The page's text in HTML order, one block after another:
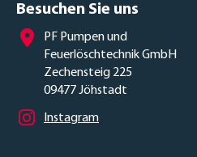
Besuchen Sie uns
PF Pumpen und
Feuerlöschtechnik GmbH
Zechensteig 225
09477 Jöhstadt
Instagram